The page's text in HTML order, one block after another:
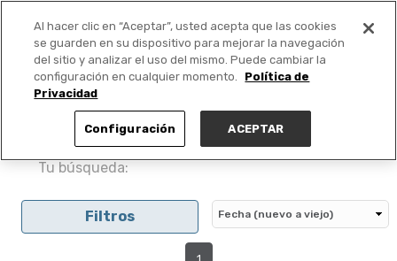
PUBLICA GRATIS +
Tu búsqueda:
Filtros
1
Al hacer clic en “Aceptar”, usted acepta que las cookies
se guarden en su dispositivo para mejorar la navegación
del sitio y analizar el uso del mismo. Puede cambiar la
configuración en cualquier momento.
Política de
Privacidad
Configuración ACEPTAR